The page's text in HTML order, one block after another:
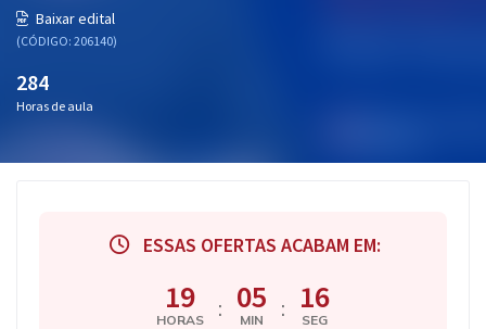
Questões grátis
Blog
Baixar edital
(CÓDIGO: 206140)
284
Horas de aula
ESSAS OFERTAS ACABAM EM:
19
HORAS : 05
MIN : 15
SEG